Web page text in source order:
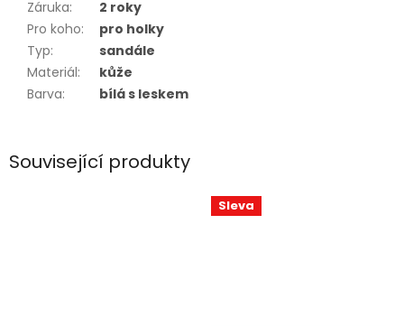
Související produkty
Sleva
Záruka:
2 roky
Pro koho:
pro holky
Typ:
sandále
Materiál:
kůže
Barva: bílá s leskem